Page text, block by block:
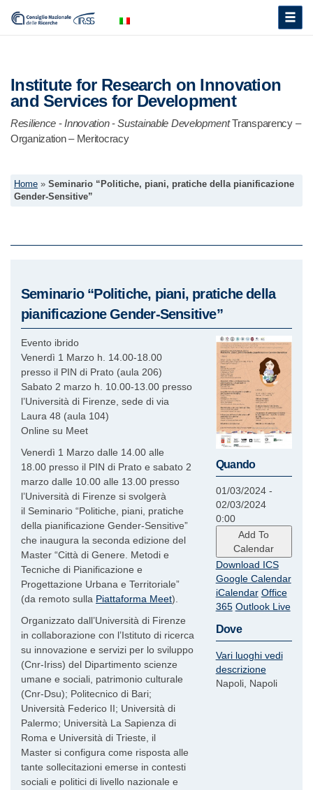
Toggle
Institute for Research on Innovation
and Services for Development
Resilience -Innovation-Sustainable Development Transparency –
Organization – Meritocracy
Home » Seminario “Politiche, piani, pratiche della pianificazione
Gender-Sensitive”
Seminario “Politiche, piani, pratiche della
pianificazione Gender-Sensitive”
Evento ibrido
Venerdì 1 Marzo h. 14.00-18.00
presso il PIN di Prato (aula 206)
Sabato 2 marzo h. 10.00-13.00 presso
l’Università di Firenze, sede di via
Laura 48 (aula 104)
Online su Meet
Venerdì 1 Marzo dalle 14.00 alle
18.00 presso il PIN di Prato e sabato 2
marzo dalle 10.00 alle 13.00 presso
l’Università di Firenze si svolgerà
il Seminario “Politiche, piani, pratiche
della pianificazione Gender-Sensitive”
che inaugura la seconda edizione del
Master “Città di Genere. Metodi e
Tecniche di Pianificazione e
Progettazione Urbana e Territoriale”
(da remoto sulla Piattaforma Meet).
Organizzato dall’Università di Firenze
in collaborazione con l’Istituto di ricerca
su innovazione e servizi per lo sviluppo
(Cnr-Iriss) del Dipartimento scienze
umane e sociali, patrimonio culturale
(Cnr-Dsu); Politecnico di Bari;
Università Federico II; Università di
Palermo; Università La Sapienza di
Roma e Università di Trieste, il
Master si configura come risposta alle
tante sollecitazioni emerse in contesti
sociali e politici di livello nazionale e
Quando
01/03/2024 -
02/03/2024
0:00
Add To
Calendar
Download ICS
Google Calendar
iCalendar Office
365 Outlook Live
Dove
Vari luoghi vedi
descrizione
Napoli, Napoli